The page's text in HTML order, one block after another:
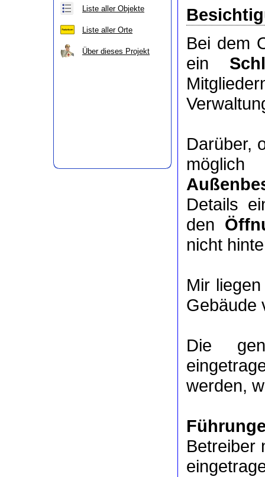
Liste aller Objekte
Liste aller Orte
Über dieses Projekt
Bei dem
ein
Darüber,
Details
den
nicht
Mir
Gebäude
Die
werden,
Betreiber